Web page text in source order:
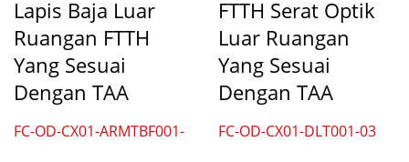
Lapis Baja Luar
Ruangan FTTH
Yang Sesuai
Dengan TAA
FC-OD-CX01-ARMTBF001-
FTTH Serat Optik
Luar Ruangan
Yang Sesuai
Dengan TAA
FC-OD-CX01-DLT001-03